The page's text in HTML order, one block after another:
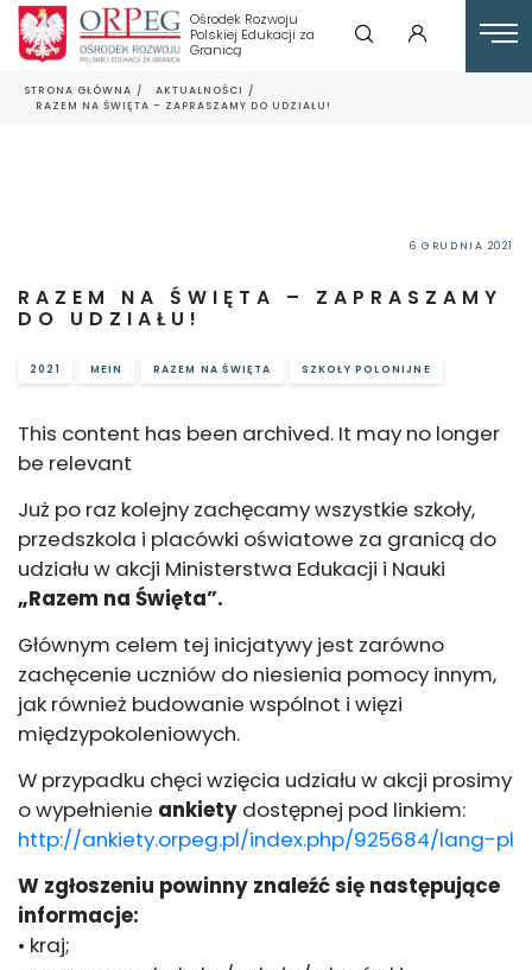
Ośrodek Rozwoju
Polskiej Edukacji za
Granicą
STRONA GŁÓWNA
AKTUALNOŚCI
RAZEM NA ŚWIĘTA – ZAPRASZAMY DO UDZIAŁU!
RAZEM NA ŚWIĘTA – ZAPRASZAMY
DO UDZIAŁU!
6 GRUDNIA 2021
2021 MEIN RAZEM NA ŚWIĘTA SZKOŁY POLONIJNE
This content has been archived. It may no longer
be relevant
Już po raz kolejny zachęcamy wszystkie szkoły,
przedszkola i placówki oświatowe za granicą do
udziału w akcji Ministerstwa Edukacji i Nauki
„Razem na Święta”.
Głównym celem tej inicjatywy jest zarówno
zachęcenie uczniów do niesienia pomocy innym,
jak również budowanie wspólnot i więzi
międzypokoleniowych.
W przypadku chęci wzięcia udziału w akcji prosimy
o wypełnienie ankiety dostępnej pod linkiem:
http://ankiety.orpeg.pl/index.php/925684/lang-pl
W zgłoszeniu powinny znaleźć się następujące
informacje:
• kraj;